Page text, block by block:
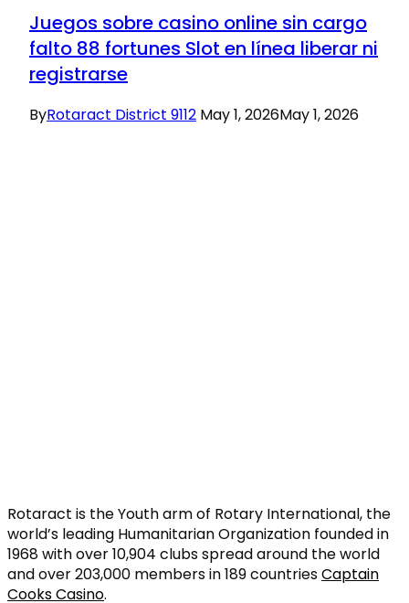
Juegos sobre casino online sin cargo
falto 88 fortunes Slot en línea liberar ni
registrarse
ByRotaract District 9112 May 1, 2026May 1, 2026
Rotaract is the Youth arm of Rotary International, the
world’s leading Humanitarian Organization founded in
1968 with over 10,904 clubs spread around the world
and over 203,000 members in 189 countriesCaptain
Cooks Casino.